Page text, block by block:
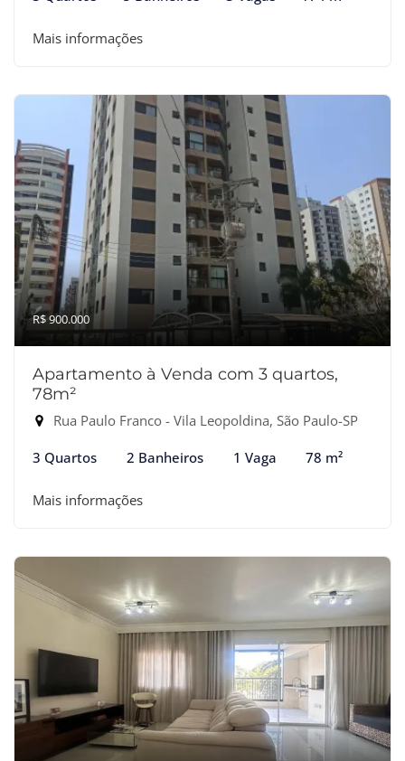
Mais informações
R$ 900.000
Apartamento à Venda com 3 quartos,
78m²
Rua Paulo Franco - Vila Leopoldina, São Paulo-SP
3 Quartos 2 Banheiros 1 Vaga 78 m²
Mais informações